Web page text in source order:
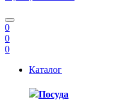
0
0
0
Каталог
Посуда